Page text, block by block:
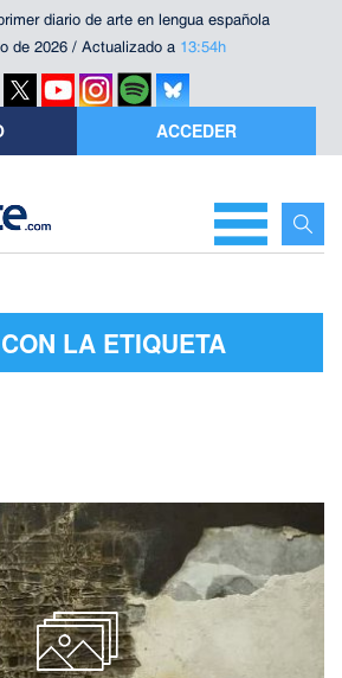
diario de arte en lengua española
de 2026 / Actualizado a 13:54h
ACCEDER
LA ETIQUETA